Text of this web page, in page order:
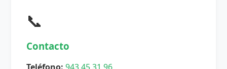
📞
Contacto